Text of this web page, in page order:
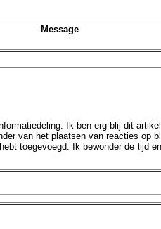
Message
Ik ben erg blij dit
van het plaatsen van reacties op
toegevoegd. Ik bewonder de tijd